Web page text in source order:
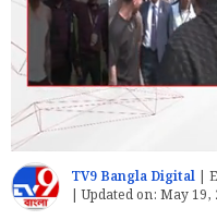
TV9 Bangla Digital
|Updated on: May 19,